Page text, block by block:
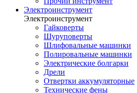
Электроинструмент
Электроинструмент
Гайковерты
Шуруповерты
Шлифовальные машинки
Полировальные машинки
Электрические болгарки
Дрели
Отвертки аккумуляторные
Технические фены